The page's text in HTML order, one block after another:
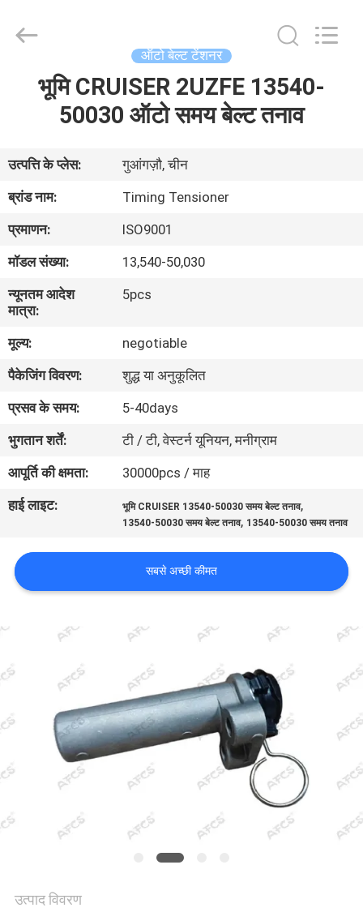
वीडियो
हमारे
बारे
में
कारखाने
का
दौरा
गुणवत्ता
नियंत्रण
संपर्क
करें
मांगें
साइटमैप
गोपनीयता
PARTS
ऑटो बेल्ट टेंशनर
भूमि CRUISER 2UZFE 13540-
50030 ऑटो समय बेल्ट तनाव
उत्पत्ति के प्लेस:
गुआंगज़ौ, चीन
ब्रांड नाम:
Timing Tensioner
प्रमाणन:
ISO9001
मॉडल संख्या:
13,540-50,030
न्यूनतम आदेश
मात्रा:
5pcs
मूल्य:
negotiable
पैकेजिंग विवरण:
शुद्ध या अनुकूलित
प्रसव के समय:
5-40days
भुगतान शर्तें:
टी / टी, वेस्टर्न यूनियन, मनीग्राम
आपूर्ति की क्षमता:
30000pcs / माह
हाई लाइट:
भूमि CRUISER 13540-50030 समय बेल्ट तनाव,
13540-50030 समय बेल्ट तनाव, 13540-50030 समय तनाव
सबसे अच्छी कीमत
उत्पाद विवरण